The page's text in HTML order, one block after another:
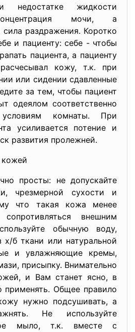
жидкости
мочи, а
сила раздражения. Коротко
и пациенту: себе - чтобы
пациента, а пациенту
кожу, т.к. при
или сидении сдавленные
за тем, чтобы пациент
одеялом соответственно
условиям комнаты. При
усиливается потение и
развития пролежней.
кожей
просты: не допускайте
чрезмерной сухости и
что такая кожа менее
внешним
обычную воду,
б ткани или натуральной
и увлажняющие кремы,
присыпку. Внимательно
и Вам станет ясно, в
применять. Общее правило
нужно подсушивать, а
Не используйте
мыло, т.к. вместе с